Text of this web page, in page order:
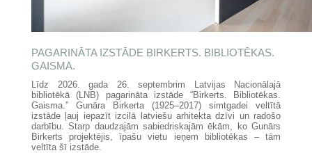
PAGARINĀTA IZSTĀDE BIRKERTS. BIBLIOTĒKAS.
GAISMA.
Līdz 2026. gada 26. septembrim Latvijas Nacionālajā
bibliotēkā (LNB) pagarināta izstāde “Birkerts. Bibliotēkas.
Gaisma.” Gunāra Birkerta (1925–2017) simtgadei veltītā
izstāde ļauj iepazīt izcilā latviešu arhitekta dzīvi un radošo
darbību. Starp daudzajām sabiedriskajām ēkām, ko Gunārs
Birkerts projektējis, īpašu vietu ieņem bibliotēkas – tām
veltīta šī izstāde.